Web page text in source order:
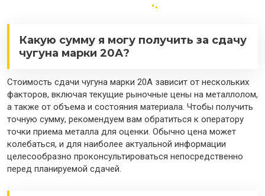
Какую сумму я могу получить за сдачу
чугуна марки 20А?
Стоимость сдачи чугуна марки 20А зависит от нескольких
факторов, включая текущие рыночные цены на металлолом,
а также от объема и состояния материала. Чтобы получить
точную сумму, рекомендуем вам обратиться к оператору
точки приема металла для оценки. Обычно цена может
колебаться, и для наиболее актуальной информации
целесообразно проконсультироваться непосредственно
перед планируемой сдачей.